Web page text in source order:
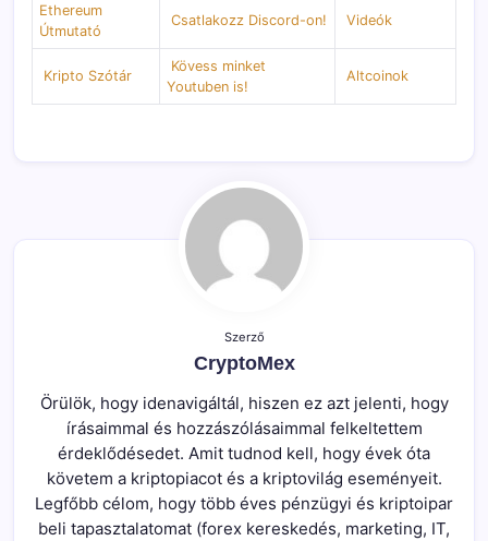
Ethereum
Útmutató
Csatlakozz Discord-on! Videók
Kripto Szótár
Kövess minket
Youtuben is!
Altcoinok
Szerző
CryptoMex
Örülök, hogy idenavigáltál, hiszen ez azt jelenti, hogy
írásaimmal és hozzászólásaimmal felkeltettem
érdeklődésedet. Amit tudnod kell, hogy évek óta
követem a kriptopiacot és a kriptovilág eseményeit.
Legfőbb célom, hogy több éves pénzügyi és kriptoipar
beli tapasztalatomat (forex kereskedés, marketing, IT,